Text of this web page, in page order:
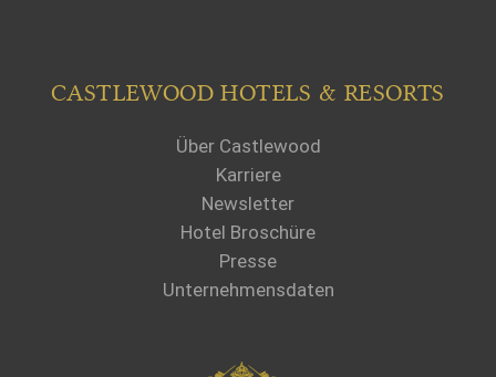
CASTLEWOOD HOTELS & RESORTS
Über Castlewood
Karriere
Newsletter
Hotel Broschüre
Presse
Unternehmensdaten